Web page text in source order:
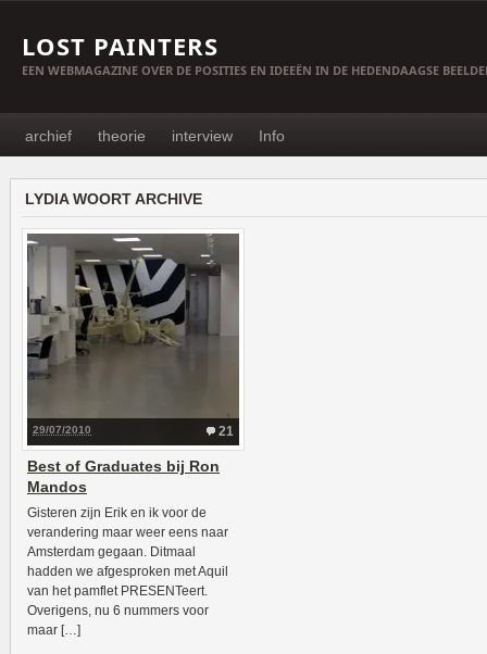
LOST PAINTERS
EEN WEBMAGAZINE OVER DE POSITIES EN IDEEËN IN DE HEDENDAAGSE
archief theorie interview Info
LYDIA WOORT ARCHIVE
21
29/07/2010
Best of Graduates bij Ron
Mandos
Gisteren zijn Erik en ik voor de
verandering maar weer eens naar
Amsterdam gegaan. Ditmaal
hadden we afgesproken met Aquil
van het pamflet PRESENTeert.
Overigens, nu 6 nummers voor
maar […]